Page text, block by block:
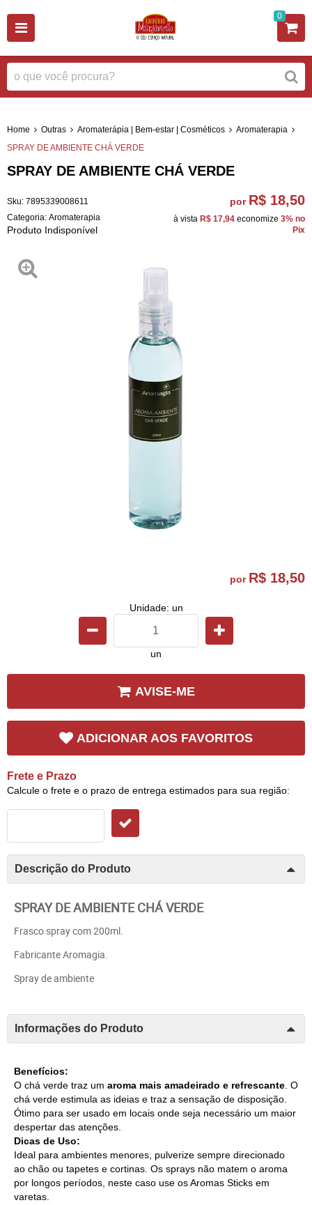
0
Home Outras Aromaterápia | Bem-estar | Cosméticos
Aromaterapia
SPRAY DE AMBIENTE CHÁ VERDE
SPRAY DE AMBIENTE CHÁ VERDE
Sku: 7895339008611
Categoria: Aromaterapia
Produto Indisponível
por R$ 18,50
à vista R$ 17,94 economize 3% no
Pix
por R$ 18,50
Unidade: un
un
AVISE-ME
ADICIONAR AOS FAVORITOS
Frete e Prazo
Calcule o frete e o prazo de entrega estimados para sua região:
Descrição do Produto
SPRAY DE AMBIENTE CHÁ VERDE
Frasco spray com 200ml.
Fabricante Aromagia.
Spray de ambiente
Informações do Produto
Benefícios:
O chá verde traz um aroma mais amadeirado e refrescante . O
chá verde estimula as ideias e traz a sensação de disposição.
Ótimo para ser usado em locais onde seja necessário um maior
despertar das atenções.
Dicas de Uso:
Ideal para ambientes menores, pulverize sempre direcionado
ao chão ou tapetes e cortinas. Os sprays não matem o aroma
por longos períodos, neste caso use os Aromas Sticks em
varetas.